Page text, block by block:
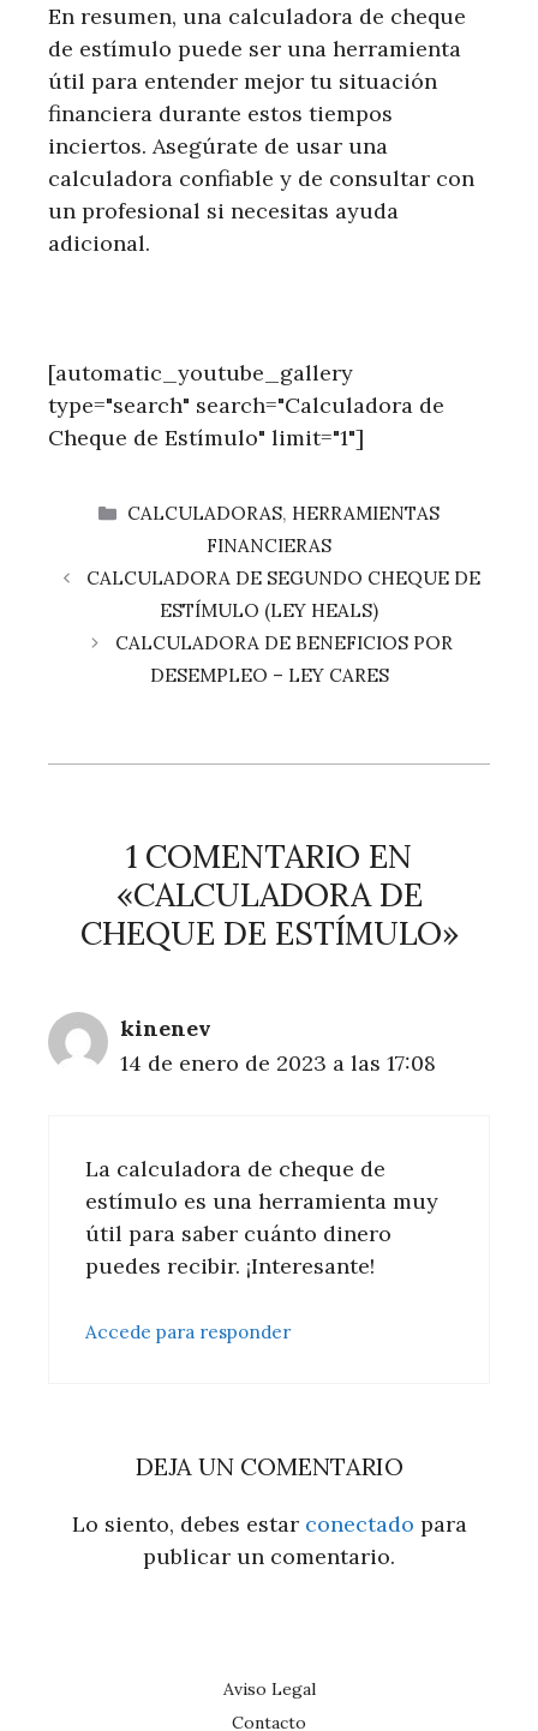
En resumen, una calculadora de cheque
de estímulo puede ser una herramienta
útil para entender mejor tu situación
financiera durante estos tiempos
inciertos. Asegúrate de usar una
calculadora confiable y de consultar con
un profesional si necesitas ayuda
adicional.
[automatic_youtube_gallery
type="search" search="Calculadora de
Cheque de Estímulo" limit="1"]
CATEGORÍAS
CALCULADORAS, HERRAMIENTAS
FINANCIERAS
CALCULADORA DE SEGUNDO CHEQUE DE
ESTÍMULO (LEY HEALS)
CALCULADORA DE BENEFICIOS POR
DESEMPLEO – LEY CARES
1 COMENTARIO EN
«CALCULADORA DE
CHEQUE DE ESTÍMULO»
kinenev
14 de enero de 2023 a las 17:08
La calculadora de cheque de
estímulo es una herramienta muy
útil para saber cuánto dinero
puedes recibir. ¡Interesante!
Accede para responder
DEJA UN COMENTARIO
Lo siento, debes estar conectado para
publicar un comentario.
Aviso Legal
Contacto